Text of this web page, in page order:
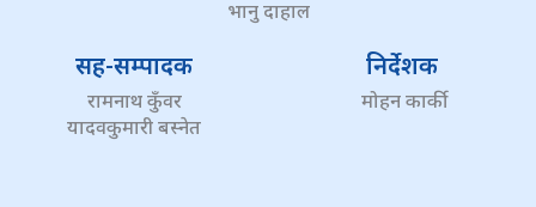
भानु दाहाल
सह-सम्पादक
रामनाथ कुँवर
यादवकुमारी बस्नेत
निर्देशक
मोहन कार्की